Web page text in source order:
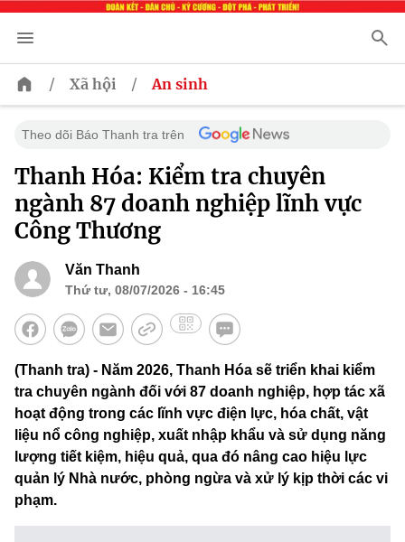
/ Xã hội / An sinh
Theo dõi Báo Thanh tra trên
Thanh Hóa: Kiểm tra chuyên
ngành 87 doanh nghiệp lĩnh vực
Công Thương
Văn Thanh
Thứ tư, 08/07/2026 - 16:45
(Thanh tra) - Năm 2026, Thanh Hóa sẽ triển khai kiểm
tra chuyên ngành đối với 87 doanh nghiệp, hợp tác xã
hoạt động trong các lĩnh vực điện lực, hóa chất, vật
liệu nổ công nghiệp, xuất nhập khẩu và sử dụng năng
lượng tiết kiệm, hiệu quả, qua đó nâng cao hiệu lực
quản lý Nhà nước, phòng ngừa và xử lý kịp thời các vi
phạm.